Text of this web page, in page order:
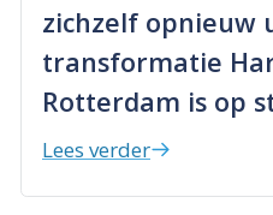
zichzelf opnieuw
transformatie
Rotterdam is op
Lees verder